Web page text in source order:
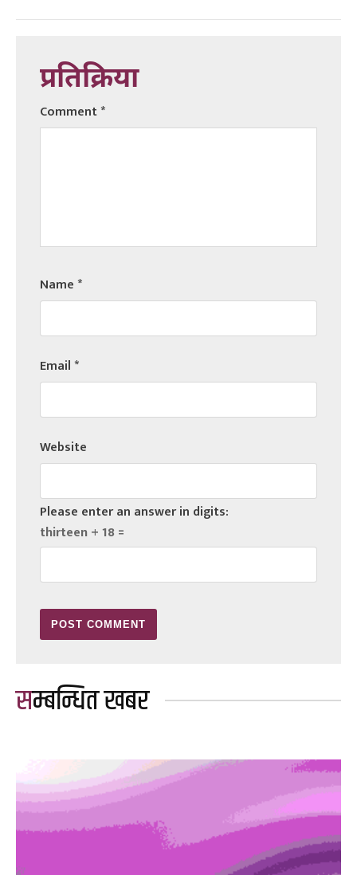
प्रतिक्रिया
Comment*
Name*
Email*
Website
Please enter an answer in digits:
thirteen + 18 =
सम्बन्धित खबर